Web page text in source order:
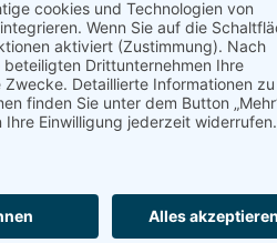
attraktives und